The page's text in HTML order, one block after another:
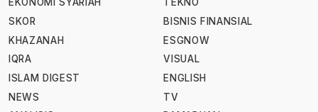
EKONOMI SYARIAH
SKOR
KHAZANAH
IQRA
ISLAM DIGEST
NEWS
TEKNO
BISNIS FINANSIAL
ESGNOW
VISUAL
ENGLISH
TV